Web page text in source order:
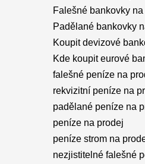
Falešné bankovky
Padělané bankovky
Koupit devizové
Kde koupit eurové
falešné peníze na
rekvizitní peníze na
padělané peníze na
peníze na prodej
peníze strom na
nezjistitelné falešné